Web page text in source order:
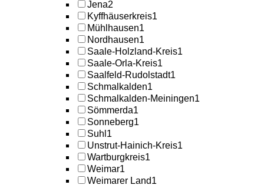
Jena2
Kyffhäuserkreis1
Mühlhausen1
Nordhausen1
Saale-Holzland-Kreis1
Saale-Orla-Kreis1
Saalfeld-Rudolstadt1
Schmalkalden1
Schmalkalden-Meiningen1
Sömmerda1
Sonneberg1
Suhl 1
Unstrut-Hainich-Kreis1
Wartburgkreis1
Weimar1
Weimarer Land1